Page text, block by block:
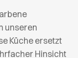
unseren
Küche ersetzt
Hinsicht